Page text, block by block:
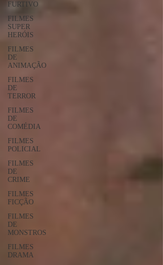
FURTIVO
FILMES
SUPER
HERÓIS
FILMES
DE
ANIMAÇÃO
FILMES
DE
TERROR
FILMES
DE
COMÉDIA
FILMES
POLICIAL
FILMES
DE
CRIME
FILMES
FICÇÃO
FILMES
DE
MONSTROS
FILMES
DRAMA